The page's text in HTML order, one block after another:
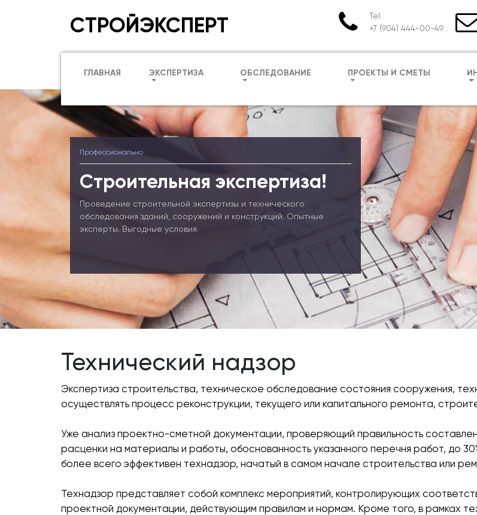
СТРОЙЭКСПЕРТ
Tel:
+7 (904) 444-00-49
ГЛАВНАЯ ЭКСПЕРТИЗА ОБСЛЕДОВАНИЕ ПРОЕКТЫ И СМЕТЫ
Профессионально
Строительная экспертиза!
Проведение строительной экспертизы и технического
обследования зданий, сооружений и конструкций. Опытные
эксперты. Выгодные условия.
Технический надзор
Экспертиза строительства, техническое обследование состояния сооружения,
осуществлять процесс реконструкции, текущего или капитального ремонта,
Уже анализ проектно-сметной документации, проверяющий правильность
расценки на материалы и работы, обоснованность указанного перечня работ, до
более всего эффективен технадзор, начатый в самом начале строительства или
Технадзор представляет собой комплекс мероприятий, контролирующих
проектной документации, действующим правилам и нормам. Кроме того, в рамках